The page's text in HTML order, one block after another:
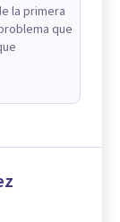
la primera
que